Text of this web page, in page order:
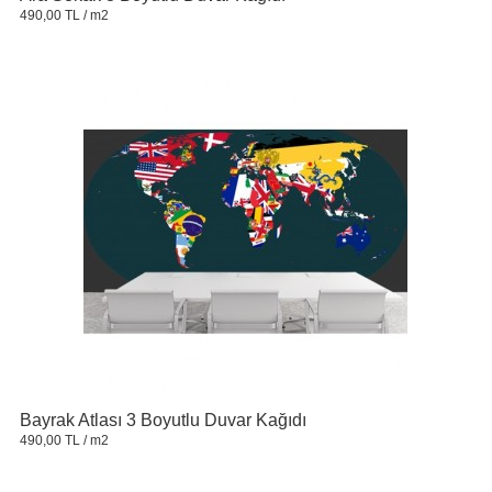
490,00 TL / m2
Bayrak Atlası 3 Boyutlu Duvar Kağıdı
490,00 TL / m2